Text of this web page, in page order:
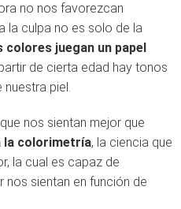
no nos favorezcan
la culpa no es solo de la
colores juegan un papel
de cierta edad hay tonos
nuestra piel.
nos sientan mejor que
la colorimetría, la ciencia que
la cual es capaz de
sientan en función de